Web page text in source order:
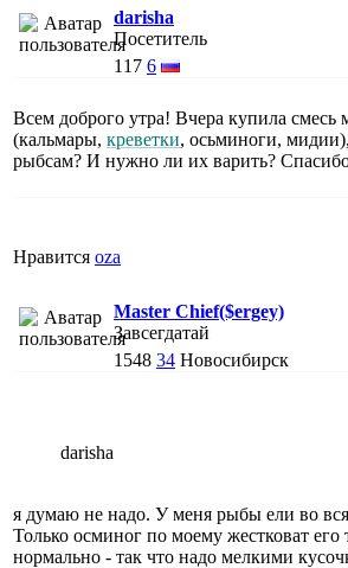
darisha
Посетитель
117 6
Всем доброго утра! Вчера купила смесь
(кальмары, креветки, осьминоги,
рыбсам? И нужно ли их варить?
Нравится oza
Master Chief($ergey)
Завсегдатай
1548 34 Новосибирск
darisha
я думаю не надо. У меня рыбы ели во
Только осминог по моему жестковат его
нормально - так что надо мелкими